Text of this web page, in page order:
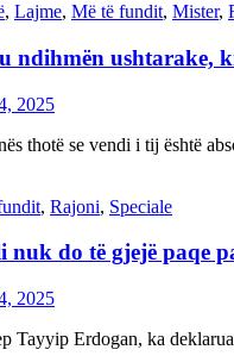
, Lajme, Më të fundit, Mister,
ndihmën ushtarake,
2025
thotë se vendi i tij është
, Rajoni, Speciale
do të gjejë paqe
2025
Tayyip Erdogan, ka